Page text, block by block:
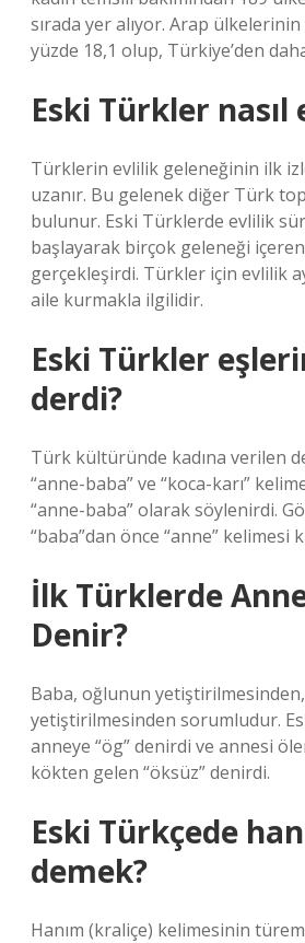
sırada yer alıyor. Arap
yüzde 18,1 olup, Türkiye’den
Eski Türkler nasıl
Türklerin evlilik geleneğinin ilk
uzanır. Bu gelenek diğer Türk
bulunur. Eski Türklerde evlilik
başlayarak birçok geleneği
gerçekleşirdi. Türkler için evlilik
aile kurmakla ilgilidir.
Eski Türkler
derdi?
Türk kültüründe kadına verilen
“anne-baba” ve “koca-karı”
“anne-baba” olarak söylenirdi.
“baba”dan önce “anne” kelimesi
İlk Türklerde
Denir?
Baba, oğlunun yetiştirilmesinden,
yetiştirilmesinden sorumludur.
anneye “ög” denirdi ve annesi
kökten gelen “öksüz” denirdi.
Eski Türkçede
demek?
Hanım (kraliçe) kelimesinin